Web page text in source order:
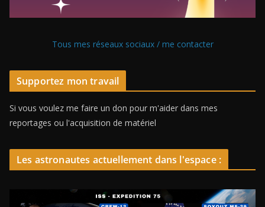
Tous mes réseaux sociaux / me contacter
Supportez mon travail
Si vous voulez me faire un don pour m'aider dans mes
reportages ou l'acquisition de matériel
Les astronautes actuellement dans l'espace :